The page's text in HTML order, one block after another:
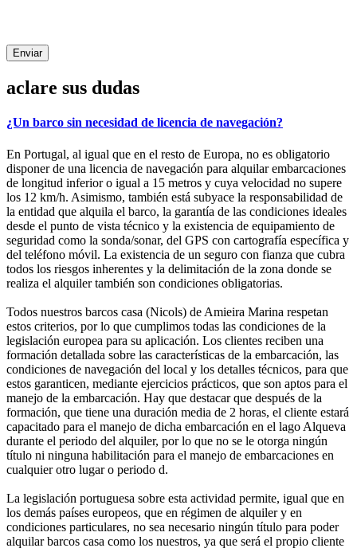
Enviar
aclare sus dudas
¿Un barco sin necesidad de licencia de navegación?
En Portugal, al igual que en el resto de Europa, no es obligatorio
disponer de una licencia de navegación para alquilar embarcaciones
de longitud inferior o igual a 15 metros y cuya velocidad no supere
los 12 km/h. Asimismo, también está subyace la responsabilidad de
la entidad que alquila el barco, la garantía de las condiciones ideales
desde el punto de vista técnico y la existencia de equipamiento de
seguridad como la sonda/sonar, del GPS con cartografía específica y
del teléfono móvil. La existencia de un seguro con fianza que cubra
todos los riesgos inherentes y la delimitación de la zona donde se
realiza el alquiler también son condiciones obligatorias.
Todos nuestros barcos casa (Nicols) de Amieira Marina respetan
estos criterios, por lo que cumplimos todas las condiciones de la
legislación europea para su aplicación. Los clientes reciben una
formación detallada sobre las características de la embarcación, las
condiciones de navegación del local y los detalles técnicos, para que
estos garanticen, mediante ejercicios prácticos, que son aptos para el
manejo de la embarcación. Hay que destacar que después de la
formación, que tiene una duración media de 2 horas, el cliente estará
capacitado para el manejo de dicha embarcación en el lago Alqueva
durante el periodo del alquiler, por lo que no se le otorga ningún
título ni ninguna habilitación para el manejo de embarcaciones en
cualquier otro lugar o periodo d.
La legislación portuguesa sobre esta actividad permite, igual que en
los demás países europeos, que en régimen de alquiler y en
condiciones particulares, no sea necesario ningún título para poder
alquilar barcos casa como los nuestros, ya que será el propio cliente